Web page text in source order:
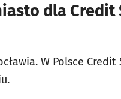
dla Credit
W Polsce